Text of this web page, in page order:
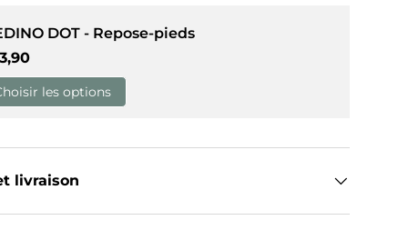
DOT - Repose-pieds
habituel
les options
livraison